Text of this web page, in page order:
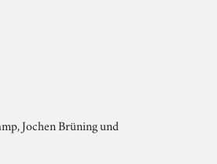
Jochen Brüning und